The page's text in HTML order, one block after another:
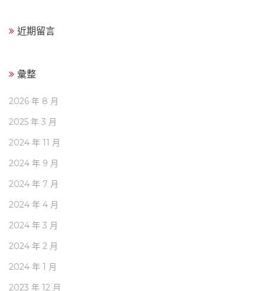
近期留言
彙整
2026 年 8 月
2025 年 3 月
2024 年 11 月
2024 年 9 月
2024 年 7 月
2024 年 4 月
2024 年 3 月
2024 年 2 月
2024 年 1 月
2023 年 12 月